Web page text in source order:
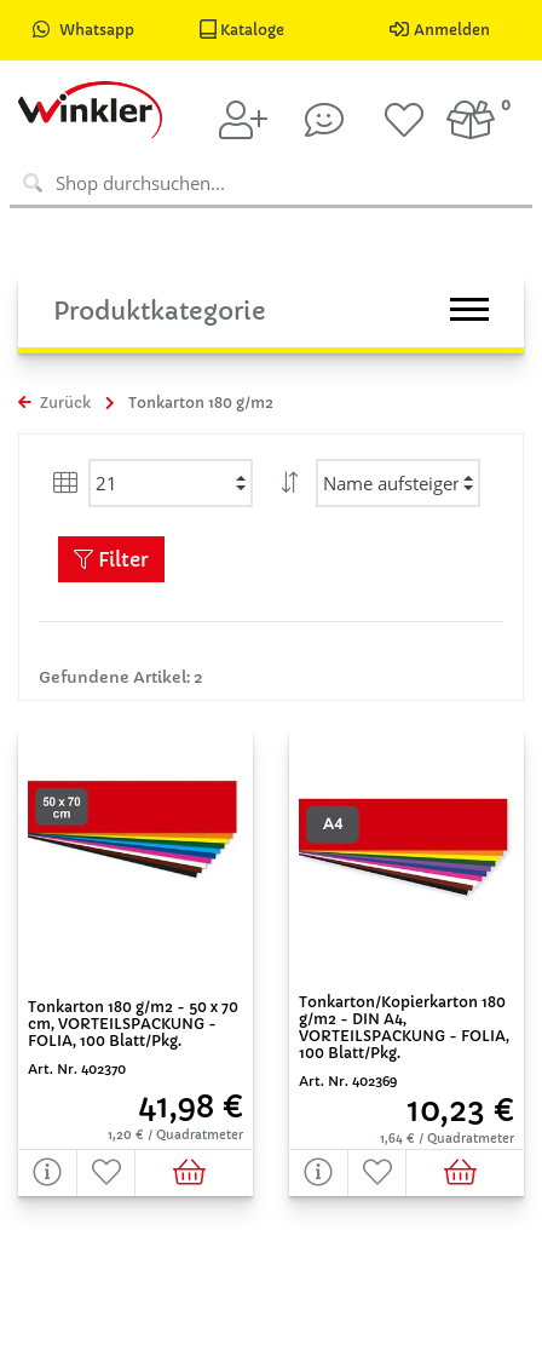
Whatsapp Kataloge Anmelden
0
Produktkategorie
Zurück Tonkarton 180 g/m2
Gefundene Artikel: 2
Filter
Tonkarton 180 g/m2 - 50 x 70
cm, VORTEILSPACKUNG -
FOLIA, 100 Blatt/Pkg.
Art. Nr. 402370
41,98 €
1,20 € / Quadratmeter
Tonkarton/Kopierkarton 180
g/m2 - DIN A4,
VORTEILSPACKUNG - FOLIA,
100 Blatt/Pkg.
Art. Nr. 402369
10,23 €
1,64 € / Quadratmeter